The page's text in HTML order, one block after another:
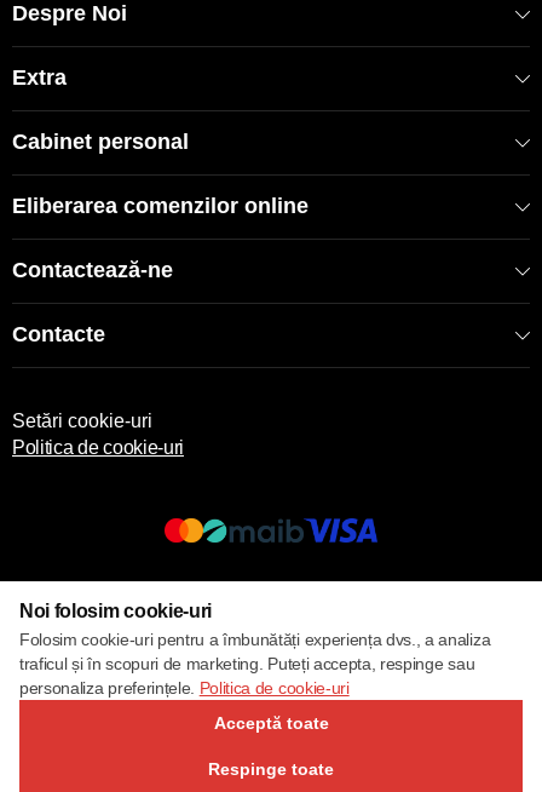
Despre Noi
Extra
Cabinet personal
Eliberarea comenzilor online
Contactează-ne
Contacte
Setări cookie-uri
Politica de cookie-uri
Noi folosim cookie-uri
Folosim cookie-uri pentru a îmbunătăți experiența dvs., a analiza
traficul și în scopuri de marketing. Puteți accepta, respinge sau
personaliza preferințele. Politica de cookie-uri
Acceptă toate
Respinge toate